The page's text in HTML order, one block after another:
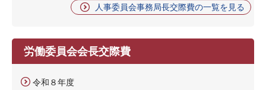
人事委員会事務局長交際費の一覧を見る
労働委員会会長交際費
令和８年度